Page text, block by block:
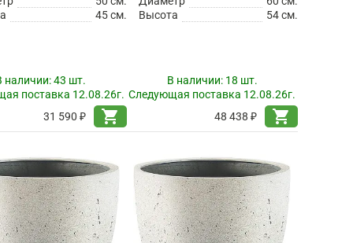
45 см.
наличии:43 шт.
поставка 12.08.26г.
31 590 ₽
shopping_cart
Высота
54 см.
В наличии: 18 шт.
Следующая поставка 12.08.26г.
48 438 ₽
shopping_cart